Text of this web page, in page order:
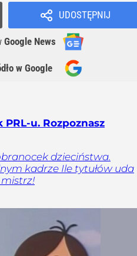
UDOSTĘPNIJ
Google News
w Google
u. Rozpoznasz
dzieciństwa.
kadrze Ile tytułów uda